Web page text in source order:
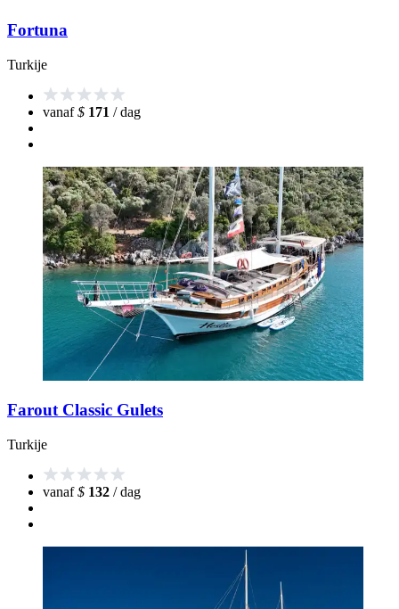
Fortuna
Turkije
vanaf$ 171 / dag
Farout Classic Gulets
Turkije
vanaf$ 132 / dag